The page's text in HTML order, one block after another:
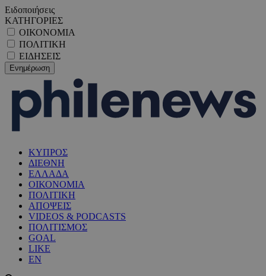
Ειδοποιήσεις
ΚΑΤΗΓΟΡΙΕΣ
ΟΙΚΟΝΟΜΙΑ
ΠΟΛΙΤΙΚΗ
ΕΙΔΗΣΕΙΣ
ΚΥΠΡΟΣ
ΔΙΕΘΝΗ
ΕΛΛΑΔΑ
ΟΙΚΟΝΟΜΙΑ
ΠΟΛΙΤΙΚΗ
ΑΠΟΨΕΙΣ
VIDEOS & PODCASTS
ΠΟΛΙΤΙΣΜΟΣ
GOAL
LIKE
EN